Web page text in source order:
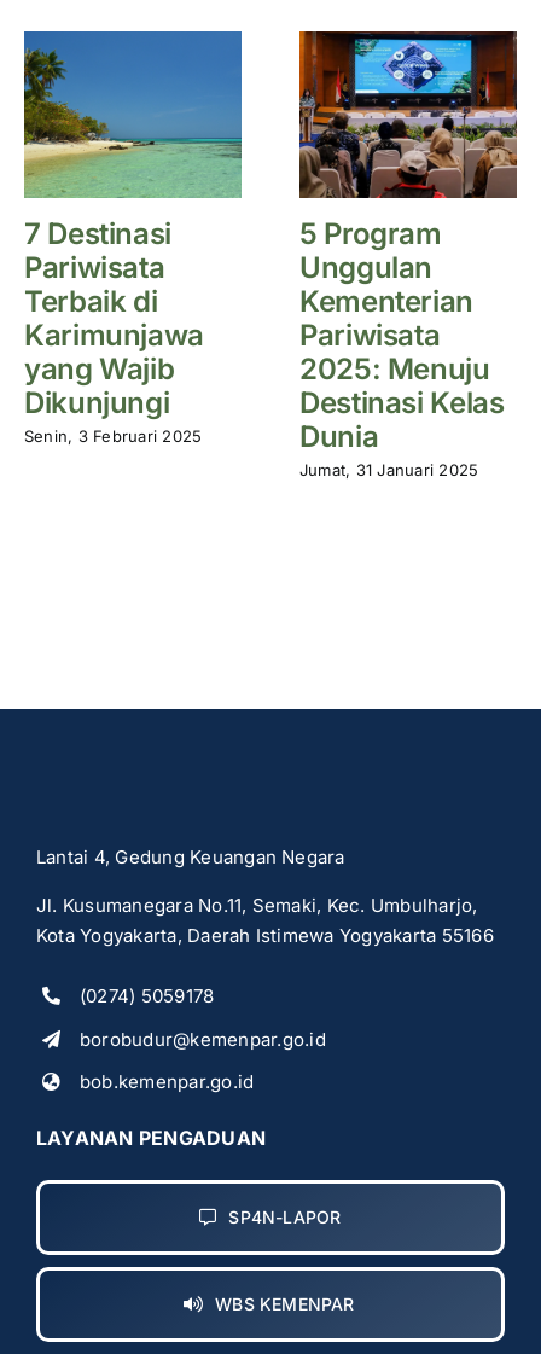
7 Destinasi
Pariwisata
Terbaik di
Karimunjawa
yang Wajib
Dikunjungi
Senin, 3 Februari 2025
5 Program
Unggulan
Kementerian
Pariwisata
2025: Menuju
Destinasi Kelas
Dunia
Jumat, 31 Januari 2025
Lantai 4, Gedung Keuangan Negara
Jl. Kusumanegara No.11, Semaki, Kec. Umbulharjo,
Kota Yogyakarta, Daerah Istimewa Yogyakarta 55166
(0274) 5059178
borobudur@kemenpar.go.id
bob.kemenpar.go.id
LAYANAN PENGADUAN
SP4N-LAPOR
WBS KEMENPAR